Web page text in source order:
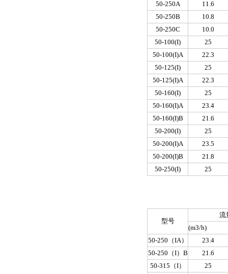
50-250A
11.6
50-250B
10.8
50-250C
10.0
50-100(I)
25
50-100(I)A
22.3
50-125(I)
25
50-125(I)A
22.3
50-160(I)
25
50-160(I)A
23.4
50-160(I)B
21.6
50-200(I)
25
50-200(I)A
23.5
50-200(I)B
21.8
50-250(I)
25
型号
流
(m3/h)
50-250（IA）
23.4
50-250（I）B
21.6
50-315（I）
25